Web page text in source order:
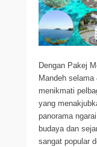
Dengan Pakej
Mandeh
menikmati
yang
panorama
budaya dan
sangat popular